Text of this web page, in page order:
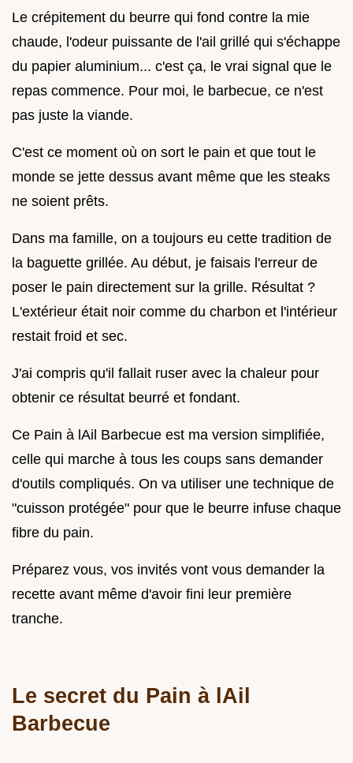
Le crépitement du beurre qui fond contre la mie
chaude, l'odeur puissante de l'ail grillé qui s'échappe
du papier aluminium... c'est ça, le vrai signal que le
repas commence. Pour moi, le barbecue, ce n'est
pas juste la viande.
C'est ce moment où on sort le pain et que tout le
monde se jette dessus avant même que les steaks
ne soient prêts.
Dans ma famille, on a toujours eu cette tradition de
la baguette grillée. Au début, je faisais l'erreur de
poser le pain directement sur la grille. Résultat ?
L'extérieur était noir comme du charbon et l'intérieur
restait froid et sec.
J'ai compris qu'il fallait ruser avec la chaleur pour
obtenir ce résultat beurré et fondant.
Ce Pain à lAil Barbecue est ma version simplifiée,
celle qui marche à tous les coups sans demander
d'outils compliqués. On va utiliser une technique de
"cuisson protégée" pour que le beurre infuse chaque
fibre du pain.
Préparez vous, vos invités vont vous demander la
recette avant même d'avoir fini leur première
tranche.
Le secret du Pain à lAil
Barbecue